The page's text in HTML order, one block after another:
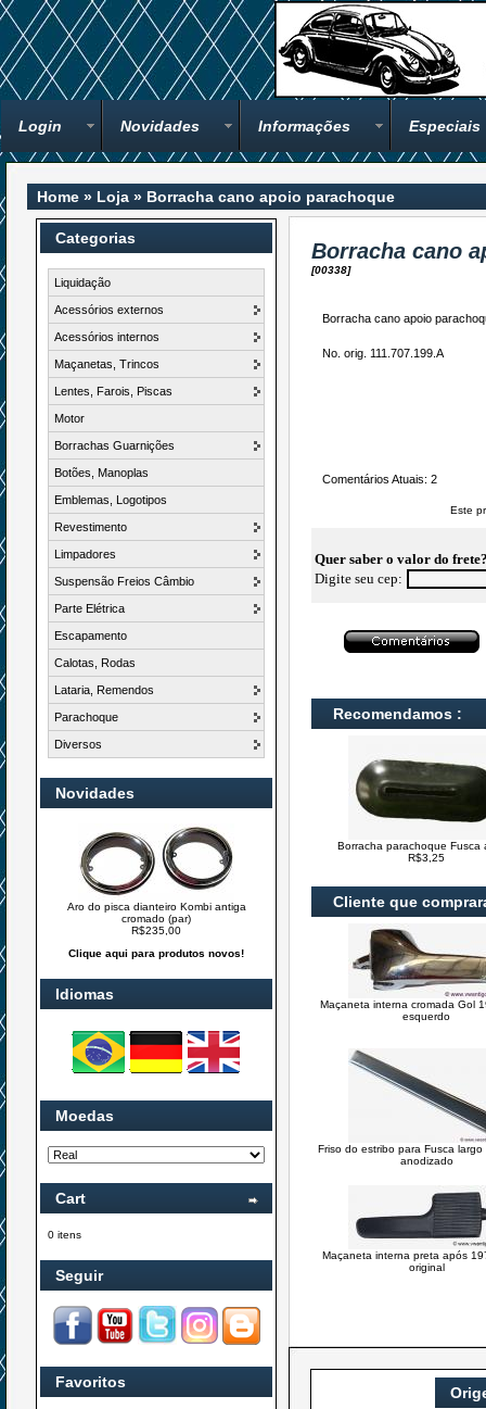
Login Novidades Informações Especiais
Home » Loja » Borracha cano apoio parachoque
Categorias
Liquidação
Acessórios externos
Acessórios internos
Maçanetas, Trincos
Lentes, Farois, Piscas
Motor
Borrachas Guarnições
Botões, Manoplas
Emblemas, Logotipos
Revestimento
Limpadores
Suspensão Freios Câmbio
Parte Elétrica
Escapamento
Calotas, Rodas
Lataria, Remendos
Parachoque
Diversos
Novidades
Aro do pisca dianteiro Kombi antiga
cromado (par)
R$235,00
Clique aqui para produtos novos!
Idiomas
Moedas
Cart
0 itens
Seguir
Favoritos
Borracha cano
[00338]
Borracha cano apoio
No. orig. 111.707.199.A
Comentários Atuais: 2
Este
Quer saber o valor do
Digite seu cep:
Recomendamos :
Borracha parachoque Fusca
R$3,25
Cliente que
Maçaneta interna cromada Gol
esquerdo
Friso do estribo para Fusca largo
anodizado
Maçaneta interna preta após
original